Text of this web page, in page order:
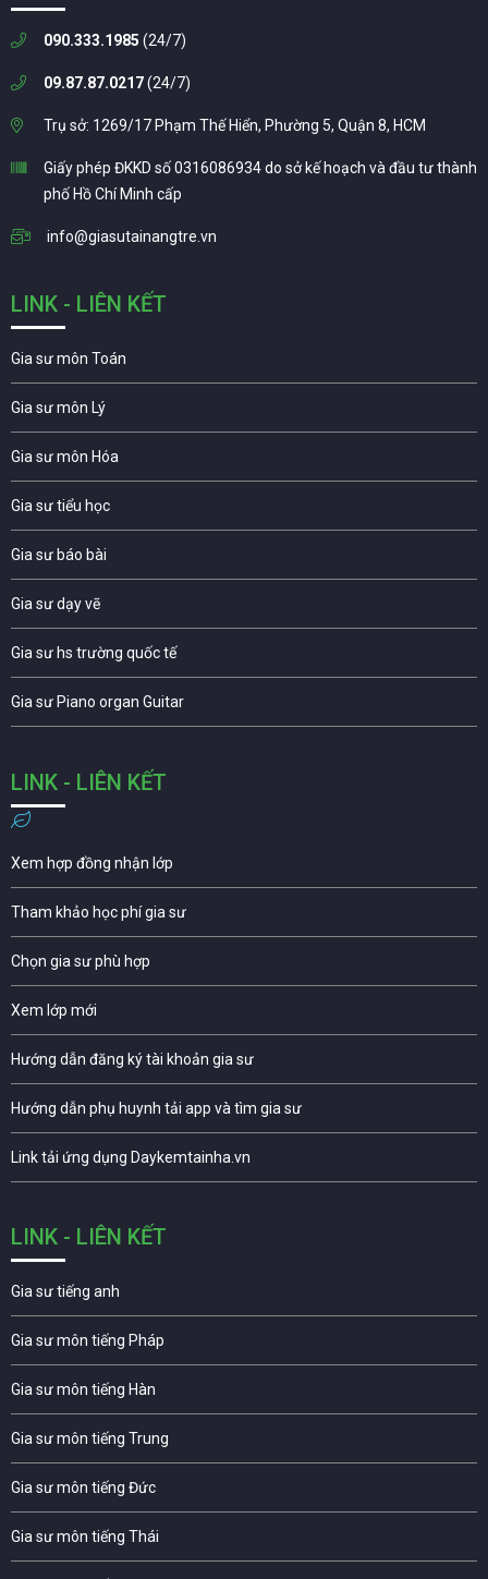
090.333.1985 (24/7)
09.87.87.0217(24/7)
Trụ sở: 1269/17 Phạm Thế Hiển, Phường 5, Quận 8, HCM
Giấy phép ĐKKD số 0316086934 do sở kế hoạch và đầu tư thành
phố Hồ Chí Minh cấp
info@giasutainangtre.vn
LINK - LIÊN KẾT
Gia sư môn Toán
Gia sư môn Lý
Gia sư môn Hóa
Gia sư tiểu học
Gia sư báo bài
Gia sư dạy vẽ
Gia sư hs trường quốc tế
Gia sư Piano organ Guitar
LINK - LIÊN KẾT
Xem hợp đồng nhận lớp
Tham khảo học phí gia sư
Chọn gia sư phù hợp
Xem lớp mới
Hướng dẫn đăng ký tài khoản gia sư
Hướng dẫn phụ huynh tải app và tìm gia sư
Link tải ứng dụng Daykemtainha.vn
LINK - LIÊN KẾT
Gia sư tiếng anh
Gia sư môn tiếng Pháp
Gia sư môn tiếng Hàn
Gia sư môn tiếng Trung
Gia sư môn tiếng Đức
Gia sư môn tiếng Thái